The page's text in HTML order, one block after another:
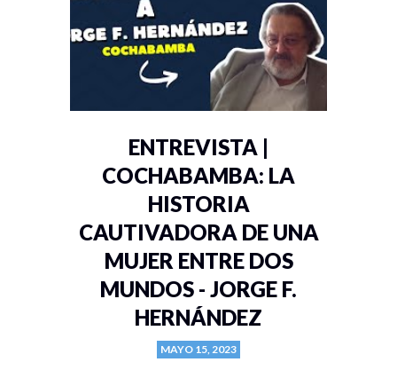
ENTREVISTA |
COCHABAMBA: LA
HISTORIA
CAUTIVADORA DE UNA
MUJER ENTRE DOS
MUNDOS - JORGE F.
HERNÁNDEZ
MAYO 15, 2023